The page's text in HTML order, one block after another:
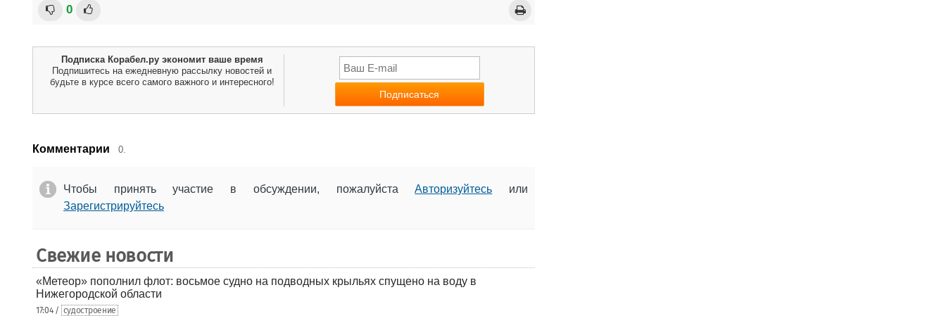
0
Подписка Корабел.ру экономит ваше время
Подпишитесь на ежедневную рассылку новостей и
будьте в курсе всего самого важного и интересного!
Комментарии 0.
Чтобы принять участие в обсуждении, пожалуйстаАвторизуйтесь или
Зарегистрируйтесь
Свежие новости
«Метеор» пополнил флот: восьмое судно на подводных крыльях спущено на воду в
Нижегородской области
17:04 / судостроение